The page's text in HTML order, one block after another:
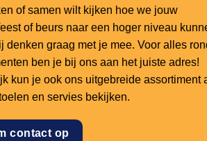
of samen wilt kijken hoe we jouw
of beurs naar een hoger niveau
denken graag met je mee. Voor alles
ben je bij ons aan het juiste adres!
kun je ook ons uitgebreide assortiment
en servies bekijken.
contact op